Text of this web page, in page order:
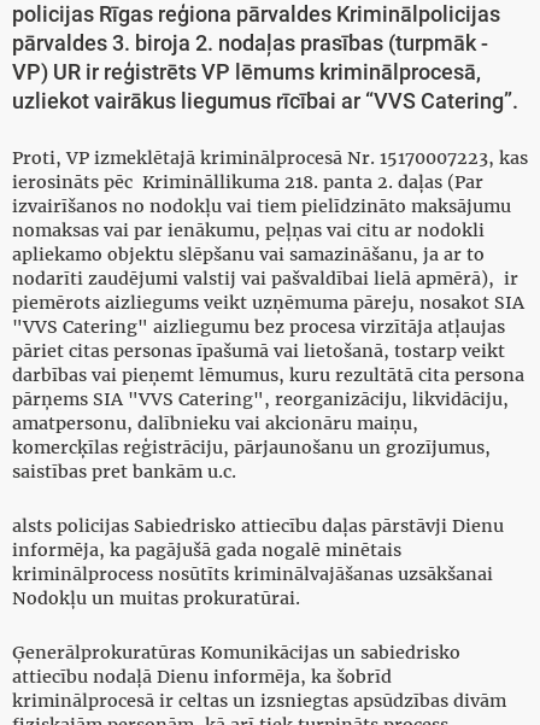
policijas Rīgas reģiona pārvaldes Kriminālpolicijas
pārvaldes 3. biroja 2. nodaļas prasības (turpmāk -
VP) UR ir reģistrēts VP lēmums kriminālprocesā,
uzliekot vairākus liegumus rīcībai ar “VVS Catering”.
Proti, VP izmeklētajā kriminālprocesā Nr. 15170007223, kas
ierosināts pēc Krimināllikuma 218. panta 2. daļas (Par
izvairīšanos no nodokļu vai tiem pielīdzināto maksājumu
nomaksas vai par ienākumu, peļņas vai citu ar nodokli
apliekamo objektu slēpšanu vai samazināšanu, ja ar to
nodarīti zaudējumi valstij vai pašvaldībai lielā apmērā), ir
piemērots aizliegums veikt uzņēmuma pāreju, nosakot SIA
"VVS Catering" aizliegumu bez procesa virzītāja atļaujas
pāriet citas personas īpašumā vai lietošanā, tostarp veikt
darbības vai pieņemt lēmumus, kuru rezultātā cita persona
pārņems SIA "VVS Catering", reorganizāciju, likvidāciju,
amatpersonu, dalībnieku vai akcionāru maiņu,
komercķīlas reģistrāciju, pārjaunošanu un grozījumus,
saistības pret bankām u.c.
alsts policijas Sabiedrisko attiecību daļas pārstāvji Dienu
informēja, ka pagājušā gada nogalē minētais
kriminālprocess nosūtīts kriminālvajāšanas uzsākšanai
Nodokļu un muitas prokuratūrai.
Ģenerālprokuratūras Komunikācijas un sabiedrisko
attiecību nodaļā Dienu informēja, ka šobrīd
kriminālprocesā ir celtas un izsniegtas apsūdzības divām